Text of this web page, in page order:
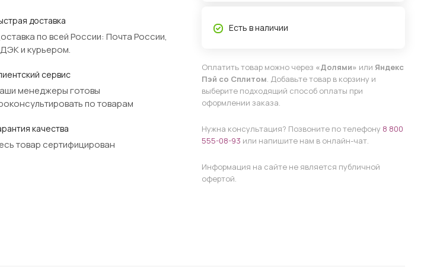
доставка
по всей России: Почта России,
и курьером.
сервис
менеджеры готовы
по товарам
качества
товар сертифицирован
Есть в наличии
Оплатить товар можно через «Долями» или Яндекс
Пэй со Сплитом. Добавьте товар в корзину и
выберите подходящий способ оплаты при
оформлении заказа.
Нужна консультация? Позвоните по телефону 8 800
555-08-93 или напишите нам в онлайн-чат.
Информация на сайте не является публичной
офертой.